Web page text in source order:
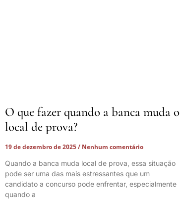
O que fazer quando a banca muda o
local de prova?
19 de dezembro de 2025
Nenhum comentário
Quando a banca muda local de prova, essa situação
pode ser uma das mais estressantes que um
candidato a concurso pode enfrentar, especialmente
quando a